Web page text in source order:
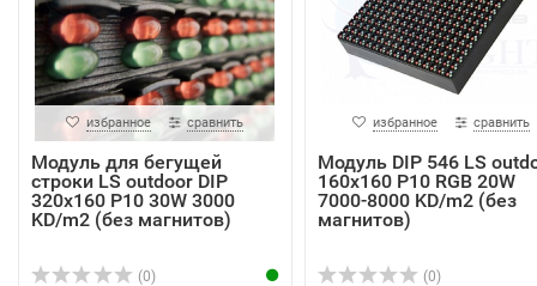
избранное сравнить
Модуль для бегущей
строки LS outdoor DIP
320х160 P10 30W 3000
KD/m2 (без магнитов)
(0)
избранное сравнить
Модуль DIP 546 LS
160х160 P10 RGB 20W
7000-8000 KD/m2 (без
магнитов)
(0)